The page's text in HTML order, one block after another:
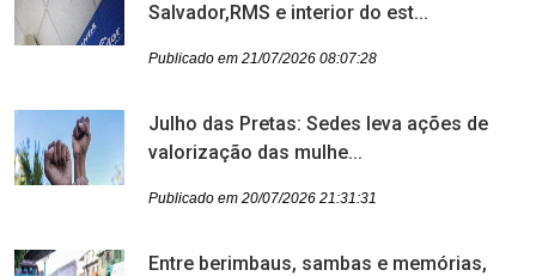
Salvador,RMS e interior do est...
Publicado em 21/07/2026 08:07:28
Julho das Pretas: Sedes leva ações de
valorização das mulhe...
Publicado em 20/07/2026 21:31:31
Entre berimbaus, sambas e memórias,